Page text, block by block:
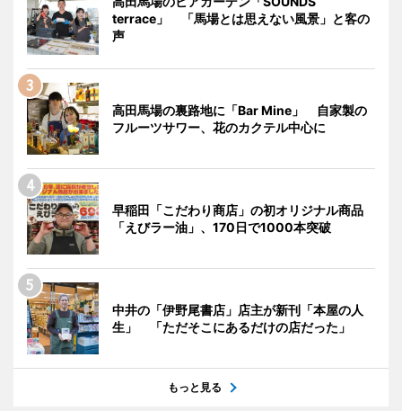
terrace」 「馬場とは思えない風景」と客の
声
高田馬場の裏路地に「Bar Mine」 自家製の
フルーツサワー、花のカクテル中心に
早稲田「こだわり商店」の初オリジナル商品
「えびラー油」、170日で1000本突破
中井の「伊野尾書店」店主が新刊「本屋の人
生」 「ただそこにあるだけの店だった」
もっと見る